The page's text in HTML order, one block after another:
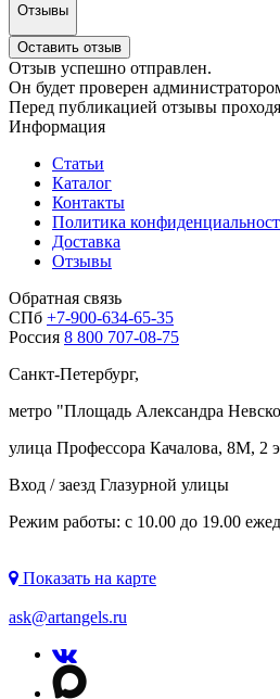
Отзывы
Оставить отзыв
Отзыв успешно отправлен.
Он будет проверен
Перед публикацией отзывы
Информация
Статьи
Каталог
Контакты
Политика
Доставка
Отзывы
Обратная связь
СПб +7-900-634-65-35
Россия 8 800 707-08-75
Санкт-Петербург,
метро "Площадь Александра
улица Профессора Качалова, 8М, 2
Вход / заезд Глазурной улицы
Режим работы: с 10.00 до 19.00
Показать на карте
ask@artangels.ru